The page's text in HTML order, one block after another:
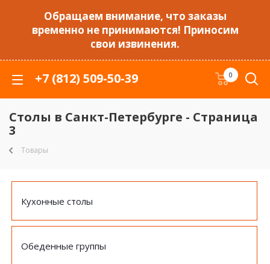
Обращаем внимание, что заказы
временно не принимаются! Приносим
свои извинения.
+7 (812) 509-50-39 0
Столы в Санкт-Петербурге - Страница
3
Товары
Кухонные столы
Обеденные группы